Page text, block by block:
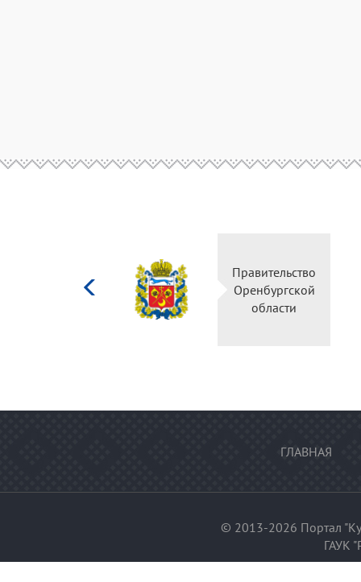
культуры
Российской
Правительство
Оренбургской
области
ГЛАВНАЯ
© 2013-2026 Портал
ГАУК